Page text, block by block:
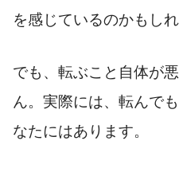
を感じているのかもしれ
でも、転ぶこと自体が
ん。実際には、転んで
なたにはあります。